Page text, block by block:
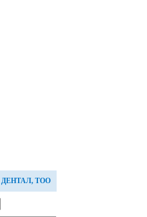
ДЕНТАЛ, ТОО